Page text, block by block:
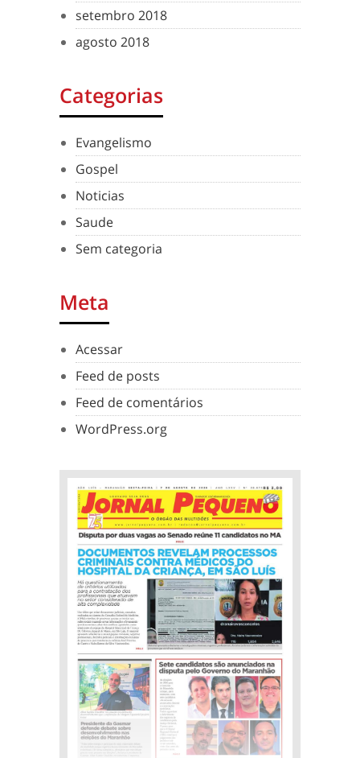
setembro 2018
agosto 2018
Categorias
Evangelismo
Gospel
Noticias
Saude
Sem categoria
Meta
Acessar
Feed de posts
Feed de comentários
WordPress.org